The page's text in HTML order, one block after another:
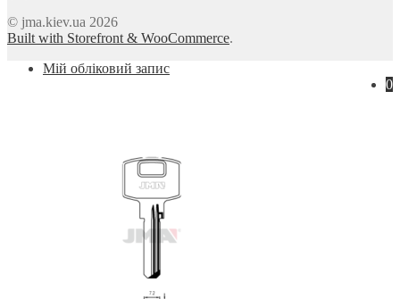
© jma.kiev.ua 2026
Built with Storefront & WooCommerce.
Мій обліковий запис
0